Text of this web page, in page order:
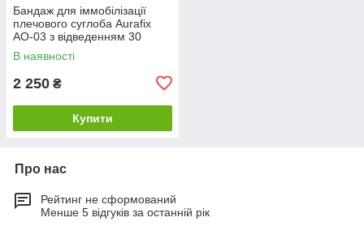
Бандаж для іммобілізації
плечового суглоба Aurafix
AO-03 з відведенням 30
градусів
В наявності
2 250 ₴
Купити
Про нас
Рейтинг не сформований
Менше 5 відгуків за останній рік